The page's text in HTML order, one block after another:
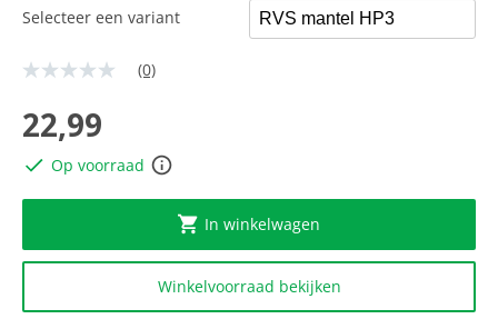
Geen
Dezelfde
paginalink.
(0)
22,99
Op voorraad
Selecteer een variant
In winkelwagen
Winkelvoorraad bekijken